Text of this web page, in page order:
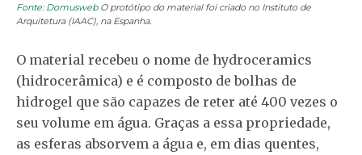
Fonte: DomuswebO protótipo do material foi criado no Instituto de
Arquitetura (IAAC), na Espanha.
O material recebeu o nome de hydroceramics
(hidrocerâmica) e é composto de bolhas de
hidrogel que são capazes de reter até 400 vezes o
seu volume em água. Graças a essa propriedade,
as esferas absorvem a água e, em dias quentes,